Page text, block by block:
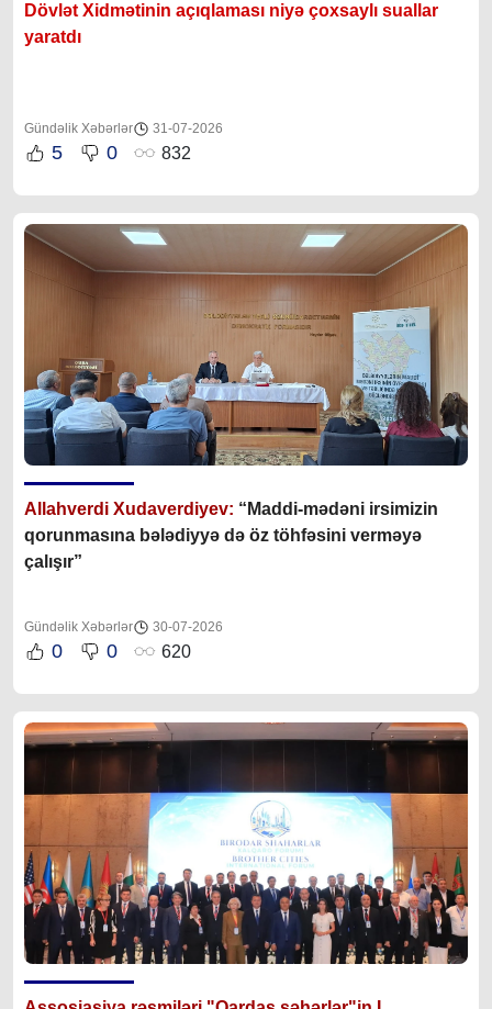
Dövlət Xidmətinin açıqlaması niyə çoxsaylı suallar
yaratdı
Gündəlik Xəbərlər 31-07-2026
5 0 832
Allahverdi Xudaverdiyev: “Maddi-mədəni irsimizin
qorunmasına bələdiyyə də öz töhfəsini verməyə
çalışır”
Gündəlik Xəbərlər 30-07-2026
0 0 620